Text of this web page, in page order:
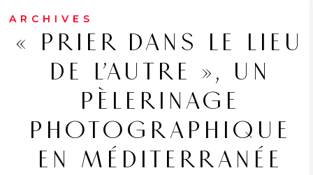
ARCHIVES
« PRIER DANS LE LIEU
DE L’AUTRE », UN
PÈLERINAGE
PHOTOGRAPHIQUE
EN MÉDITERRANÉE